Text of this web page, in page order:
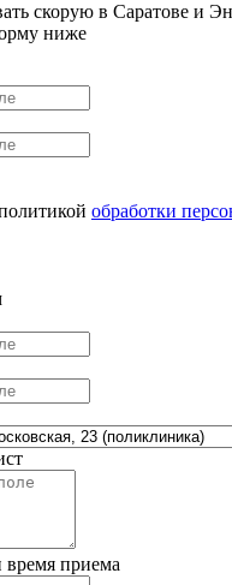
скорую в Саратове и
ниже
обработки
время приема